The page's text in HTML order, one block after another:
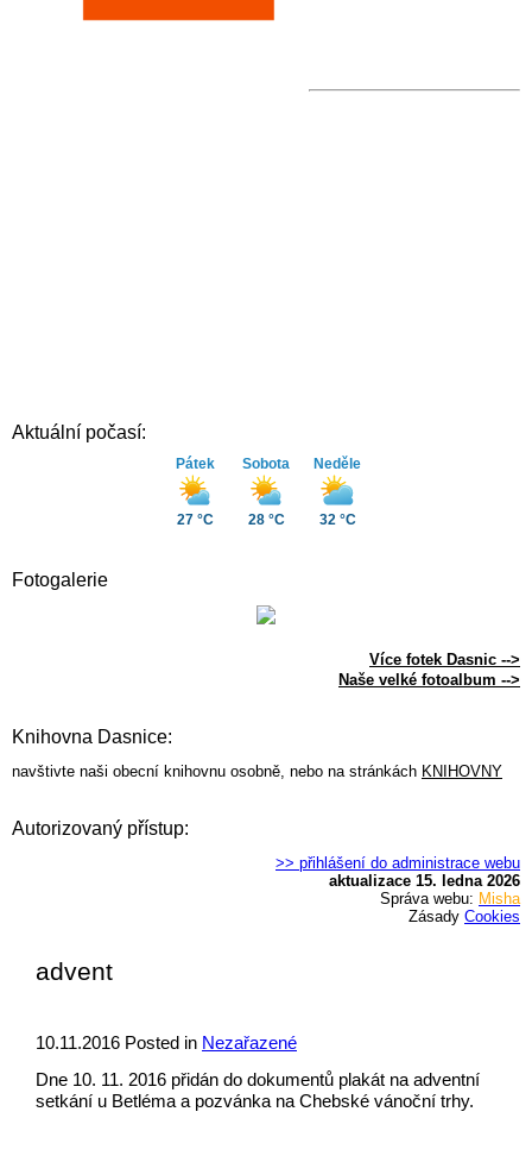
Aktuální počasí:
Pátek
27 °C
Sobota
28 °C
Neděle
32 °C
Fotogalerie
Více fotek Dasnic -->
Naše velké fotoalbum -->
Knihovna Dasnice:
navštivte naši obecní knihovnu osobně, nebo na stránkách KNIHOVNY
Autorizovaný přístup:
>> přihlášení do administrace webu
aktualizace 15. ledna 2026
Správa webu: Misha
Zásady Cookies
advent
10.11.2016 Posted in Nezařazené
Dne 10. 11. 2016 přidán do dokumentů plakát na adventní
setkání u Betléma a pozvánka na Chebské vánoční trhy.